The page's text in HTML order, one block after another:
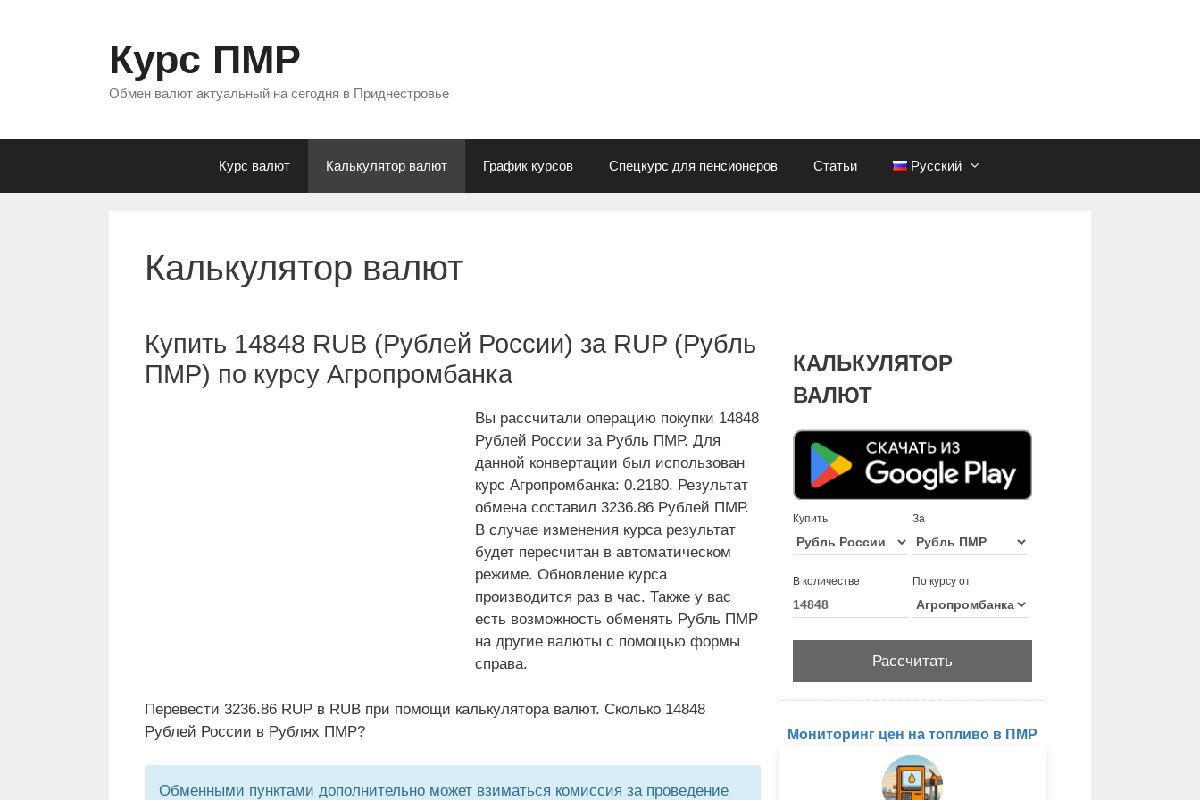
Курс ПМР
Обмен валют актуальный на сегодня в Приднестровье
Курс валют Калькулятор валют График курсов Спецкурс для пенсионеров Статьи Русский
Калькулятор валют
Купить 14848 RUB (Рублей России) за RUP (Рубль
ПМР) по курсу Агропромбанка
Вы рассчитали операцию покупки 14848
Рублей России за Рубль ПМР. Для
данной конвертации был использован
курс Агропромбанка: 0.2180. Результат
обмена составил 3236.86 Рублей ПМР.
В случае изменения курса результат
будет пересчитан в автоматическом
режиме. Обновление курса
производится раз в час. Также у вас
есть возможность обменять Рубль ПМР
на другие валюты с помощью формы
справа.
Перевести 3236.86 RUP в RUB при помощи калькулятора валют. Сколько 14848
Рублей России в Рублях ПМР?
Обменными пунктами дополнительно может взиматься комиссия за проведение
КАЛЬКУЛЯТОР
ВАЛЮТ
Купить За
В количестве По курсу от
Мониторинг цен на топливо в ПМР